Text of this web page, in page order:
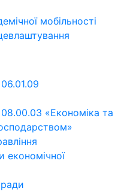
мобільності
«Економіка та
економічної
ради